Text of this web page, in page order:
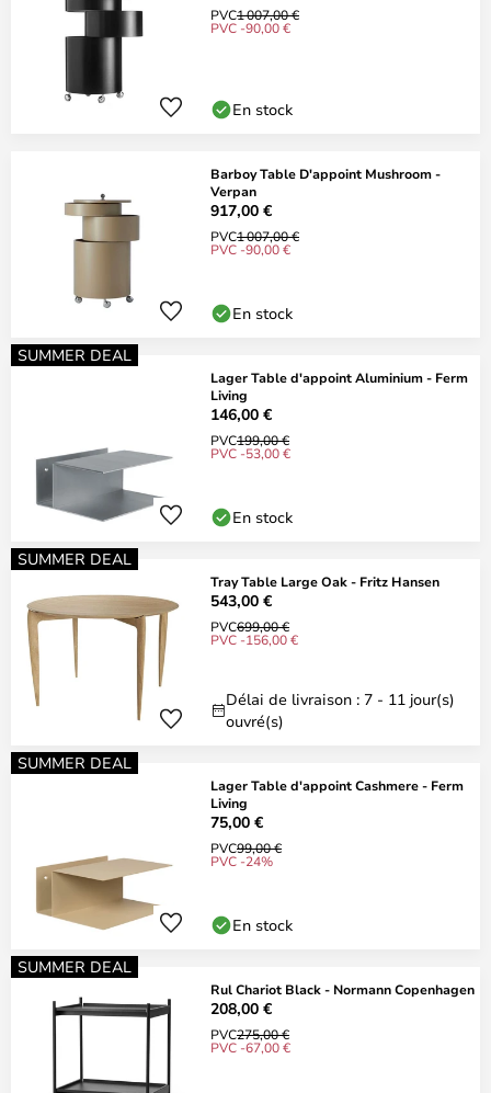
PVC1 007,00 €
PVC -90,00 €
En stock
Barboy Table D'appoint Mushroom -
Verpan
917,00 €
PVC1 007,00 €
PVC -90,00 €
En stock
SUMMER DEAL
Lager Table d'appoint Aluminium - Ferm
Living
146,00 €
PVC199,00 €
PVC -53,00 €
En stock
SUMMER DEAL
Tray Table Large Oak - Fritz Hansen
543,00 €
PVC699,00 €
PVC -156,00 €
Délai de livraison : 7 - 11 jour(s)
ouvré(s)
SUMMER DEAL
Lager Table d'appoint Cashmere - Ferm
Living
75,00 €
PVC99,00 €
PVC -24%
En stock
SUMMER DEAL
Rul Chariot Black - Normann Copenhagen
208,00 €
PVC275,00 €
PVC -67,00 €